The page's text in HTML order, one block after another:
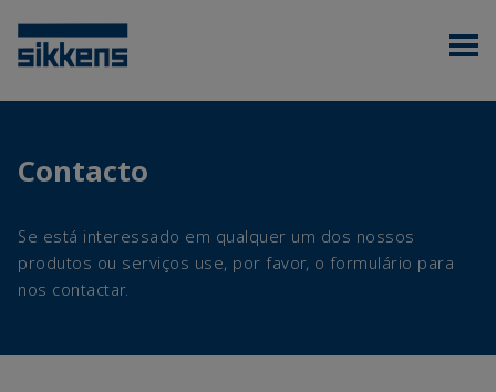
Contacto
Se está interessado em qualquer um dos nossos
produtos ou serviços use, por favor, o formulário para
nos contactar.